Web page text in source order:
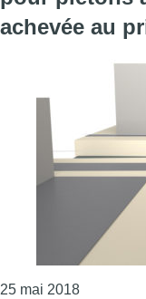
achevée au
25 mai 2018Consulter